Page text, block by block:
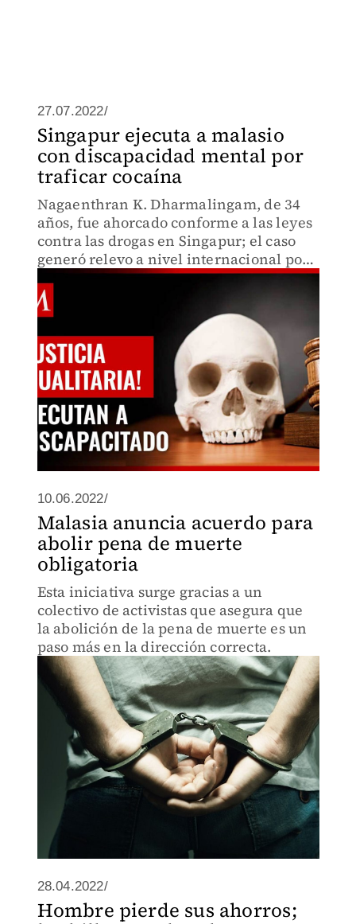
27.07.2022/
Singapur ejecuta a malasio
con discapacidad mental por
traficar cocaína
Nagaenthran K. Dharmalingam, de 34
años, fue ahorcado conforme a las leyes
contra las drogas en Singapur; el caso
generó relevo a nivel internacional por
la severidad de las condenas en el país
asiático.
10.06.2022/
Malasia anuncia acuerdo para
abolir pena de muerte
obligatoria
Esta iniciativa surge gracias a un
colectivo de activistas que asegura que
la abolición de la pena de muerte es un
paso más en la dirección correcta.
28.04.2022/
Hombre pierde sus ahorros;